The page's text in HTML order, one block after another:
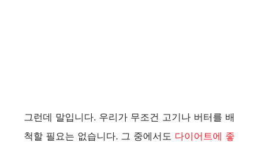
그런데 말입니다. 우리가 무조건 고기나 버터를 배
척할 필요는 없습니다. 그 중에서도 다이어트에 좋